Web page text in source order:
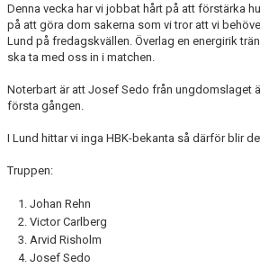
Denna vecka har vi jobbat hårt på att förstärka
på att göra dom sakerna som vi tror att vi
Lund på fredagskvällen. Överlag en energirik
ska ta med oss in i matchen.
Noterbart är att Josef Sedo från ungdomslaget
första gången.
I Lund hittar vi inga HBK-bekanta så därför blir
Truppen:
Johan Rehn
Victor Carlberg
Arvid Risholm
Josef Sedo